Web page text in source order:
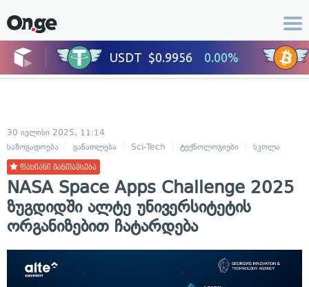
30 ივლისი 2025, 11:14
საზოგადოება
განათლება Sci-Tech ტექნოლოგიები სკოლა
ფასიანი განთავსება
NASA Space Apps Challenge 2025
ზუგდიდში ალტე უნივერსიტეტის
ორგანიზებით ჩატარდება